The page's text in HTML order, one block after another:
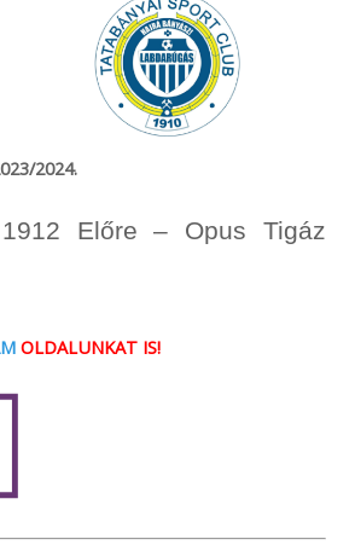
2024.
Előre – Opus Tigáz
OLDALUNKAT IS!